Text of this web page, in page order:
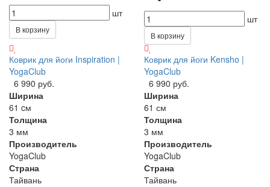
шт
В корзину
шт
В корзину
Коврик для йоги Inspiration |
YogaClub
6 990 руб.
Ширина
61 cм
Толщина
3 мм
Производитель
YogaClub
Страна
Тайвань
Коврик для йоги Kensho |
YogaClub
6 990 руб.
Ширина
61 см
Толщина
3 мм
Производитель
YogaClub
Страна
Тайвань